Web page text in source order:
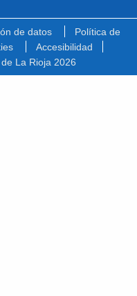
de datos
Política de
Accesibilidad
La Rioja 2026